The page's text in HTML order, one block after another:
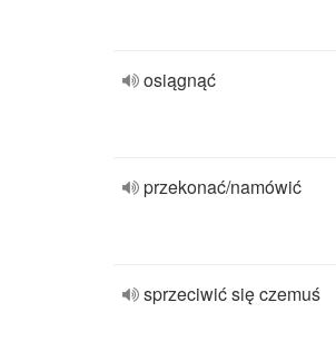
osiągnąć
przekonać/namówić
sprzeciwić się czemuś